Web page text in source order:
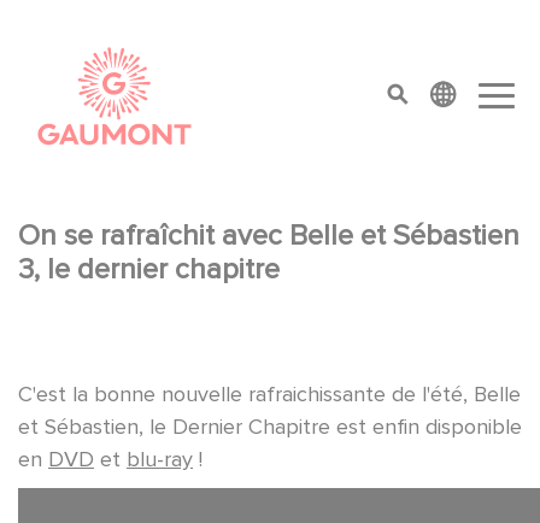
top menu
On se rafraîchit avec Belle et Sébastien
3, le dernier chapitre
C'est la bonne nouvelle rafraichissante de l'été, Belle
et Sébastien, le Dernier Chapitre est enfin disponible
en DVD et blu-ray !